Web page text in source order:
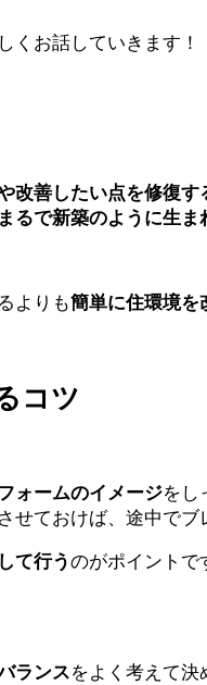
くお話していきます！
改善したい点を修復す
るで新築のように生ま
よりも簡単に住環境を
コツ
ォームのイメージをし
せておけば、途中で
て行うのがポイントで
ランスをよく考えて決